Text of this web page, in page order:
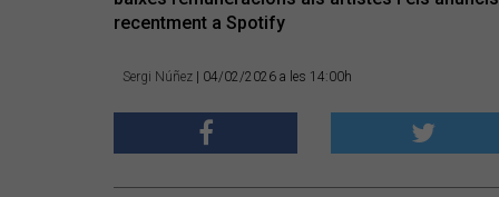
recentment a Spotify
Sergi Núñez | 04/02/2026 a les 14:00h